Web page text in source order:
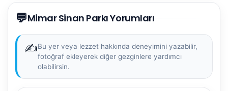
💬Mimar Sinan Parkı Yorumları
✍️Bu yer veya lezzet hakkında deneyimini yazabilir,
fotoğraf ekleyerek diğer gezginlere yardımcı
olabilirsin.